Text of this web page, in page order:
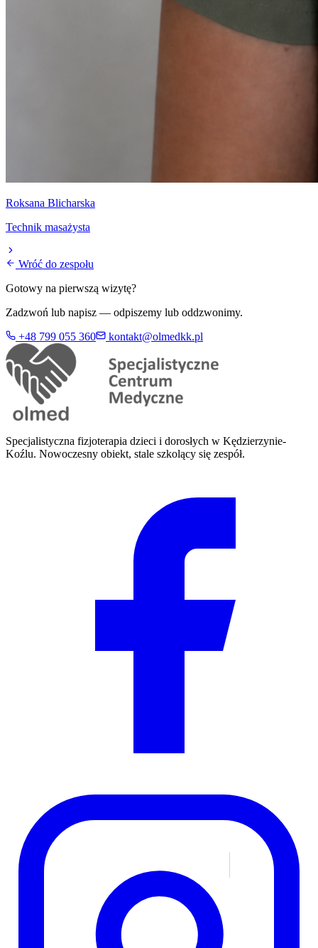
Roksana Blicharska
Technik masażysta
Wróć do zespołu
Gotowy na pierwszą wizytę?
Zadzwoń lub napisz — odpiszemy lub oddzwonimy.
+48 799 055 360
kontakt@olmedkk.pl
Specjalistyczna fizjoterapia dzieci i dorosłych w Kędzierzynie-
Koźlu. Nowoczesny obiekt, stale szkolący się zespół.